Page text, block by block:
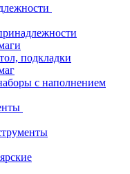
подкладки
с наполнением